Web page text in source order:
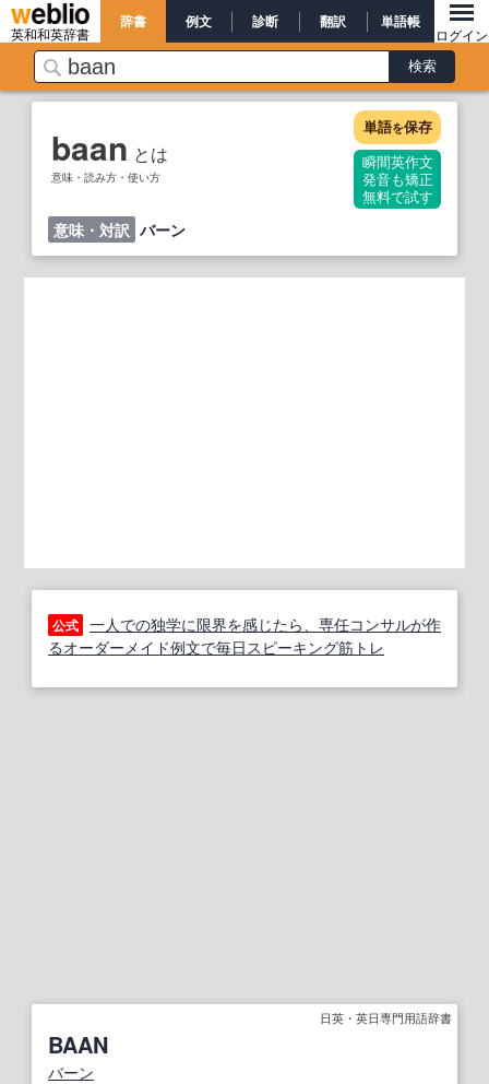
英和和英辞書
辞書 例文 診断 翻訳 単語帳
ログイン
baan とは
意味・読み方・使い方
単語を保存
瞬間英作文
発音も矯正
無料で試す
意味・対訳 バーン
公式 一人での独学に限界を感じたら、専任コンサルが作
るオーダーメイド例文で毎日スピーキング筋トレ
日英・英日専門用語辞書
BAAN
バーン